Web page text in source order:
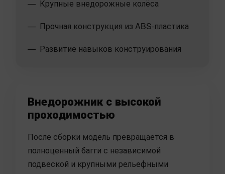
Крупные внедорожные колёса
Прочная конструкция из ABS-пластика
Развитие навыков конструирования
Внедорожник с высокой
проходимостью
После сборки модель превращается в
полноценный багги с независимой
подвеской и крупными рельефными